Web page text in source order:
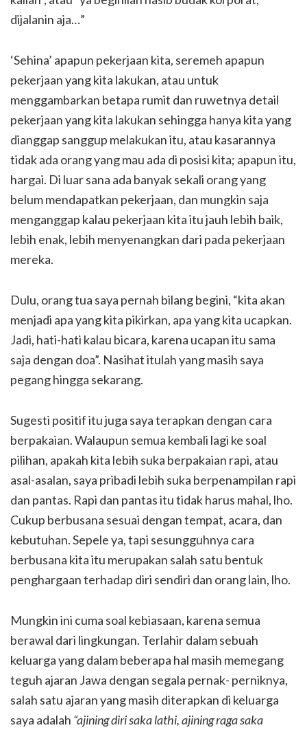
dijalanin aja…”
‘Sehina’ apapun pekerjaan kita, seremeh apapun
pekerjaan yang kita lakukan, atau untuk
menggambarkan betapa rumit dan ruwetnya detail
pekerjaan yang kita lakukan sehingga hanya kita yang
dianggap sanggup melakukan itu, atau kasarannya
tidak ada orang yang mau ada di posisi kita; apapun itu,
hargai. Di luar sana ada banyak sekali orang yang
belum mendapatkan pekerjaan, dan mungkin saja
menganggap kalau pekerjaan kita itu jauh lebih baik,
lebih enak, lebih menyenangkan dari pada pekerjaan
mereka.
Dulu, orang tua saya pernah bilang begini, “kita akan
menjadi apa yang kita pikirkan, apa yang kita ucapkan.
Jadi, hati-hati kalau bicara, karena ucapan itu sama
saja dengan doa”. Nasihat itulah yang masih saya
pegang hingga sekarang.
Sugesti positif itu juga saya terapkan dengan cara
berpakaian. Walaupun semua kembali lagi ke soal
pilihan, apakah kita lebih suka berpakaian rapi, atau
asal-asalan, saya pribadi lebih suka berpenampilan rapi
dan pantas. Rapi dan pantas itu tidak harus mahal, lho.
Cukup berbusana sesuai dengan tempat, acara, dan
kebutuhan. Sepele ya, tapi sesungguhnya cara
berbusana kita itu merupakan salah satu bentuk
penghargaan terhadap diri sendiri dan orang lain, lho.
Mungkin ini cuma soal kebiasaan, karena semua
berawal dari lingkungan. Terlahir dalam sebuah
keluarga yang dalam beberapa hal masih memegang
teguh ajaran Jawa dengan segala pernak- perniknya,
salah satu ajaran yang masih diterapkan di keluarga
saya adalah “ajining diri saka lathi, ajining ragasaka